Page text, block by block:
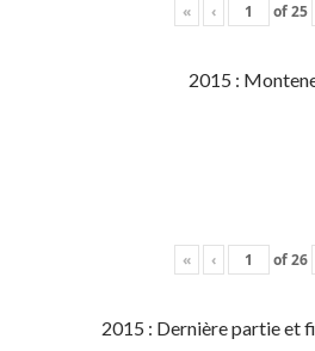
« ‹ of25
2015 :
« ‹ of26
2015 : Dernière partie et